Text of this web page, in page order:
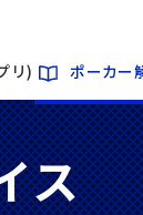
リ) ポーカー
ス